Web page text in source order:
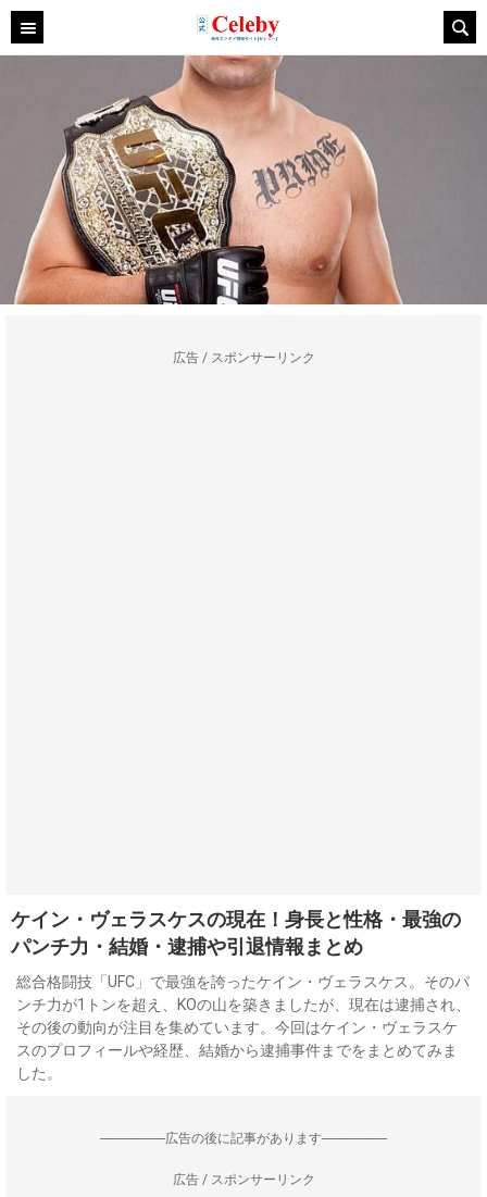
広告 / スポンサーリンク
ケイン・ヴェラスケスの現在！身長と性格・最強の
パンチ力・結婚・逮捕や引退情報まとめ
総合格闘技「UFC」で最強を誇ったケイン・ヴェラスケス。そのパ
ンチ力が1トンを超え、KOの山を築きましたが、現在は逮捕され、
その後の動向が注目を集めています。今回はケイン・ヴェラスケ
スのプロフィールや経歴、結婚から逮捕事件までをまとめてみま
した。
--------------------広告の後に記事があります--------------------
広告 / スポンサーリンク